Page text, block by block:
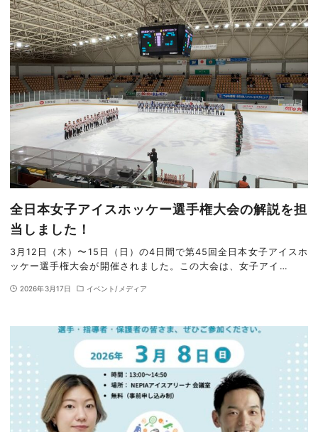
全日本女子アイスホッケー選手権大会の解説を担
当しました！
3月12日（木）〜15日（日）の4日間で第45回全日本女子アイスホ
ッケー選手権大会が開催されました。この大会は、女子アイ…
2026年3月17日 イベント/メディア